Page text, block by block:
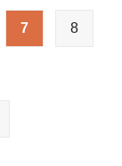
61-
7 8